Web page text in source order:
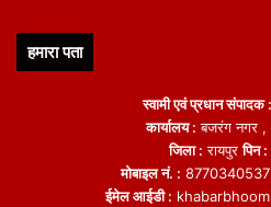
हमारा पता
स्वामी एवं प्रधान
कार्यालय : बजरंग नगर ,
जिला : रायपुरपिन :
मोबाइल नं. :
ईमेल आईडी :